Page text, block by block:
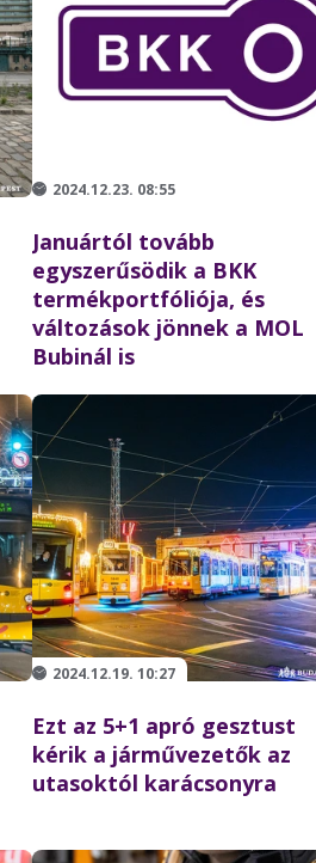
2024.12.23. 08:55
Januártól tovább
egyszerűsödik a BKK
termékportfóliója, és
változások jönnek a MOL
Bubinál is
2024.12.19. 10:27
Ezt az 5+1 apró gesztust
kérik a járművezetők az
utasoktól karácsonyra